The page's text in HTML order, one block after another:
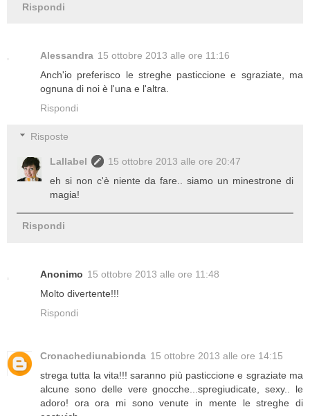
Rispondi
Alessandra 15 ottobre 2013 alle ore 11:16
Anch'io preferisco le streghe pasticcione e sgraziate, ma
ognuna di noi è l'una e l'altra.
Rispondi
Risposte
Lallabel
15 ottobre 2013 alle ore 20:47
eh si non c'è niente da fare.. siamo un minestrone di
magia!
Rispondi
Anonimo 15 ottobre 2013 alle ore 11:48
Molto divertente!!!
Rispondi
Cronachediunabionda 15 ottobre 2013 alle ore 14:15
strega tutta la vita!!! saranno più pasticcione e sgraziate ma
alcune sono delle vere gnocche...spregiudicate, sexy.. le
adoro! ora ora mi sono venute in mente le streghe di